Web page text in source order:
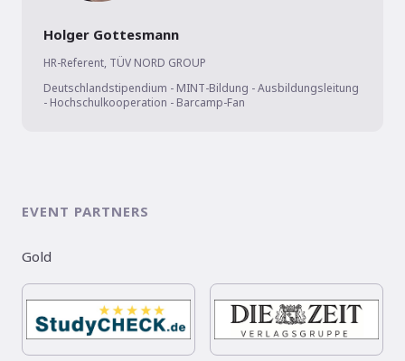
Holger Gottesmann
HR-Referent, TÜV NORD GROUP
Deutschlandstipendium - MINT-Bildung - Ausbildungsleitung
- Hochschulkooperation - Barcamp-Fan
EVENT PARTNERS
Gold